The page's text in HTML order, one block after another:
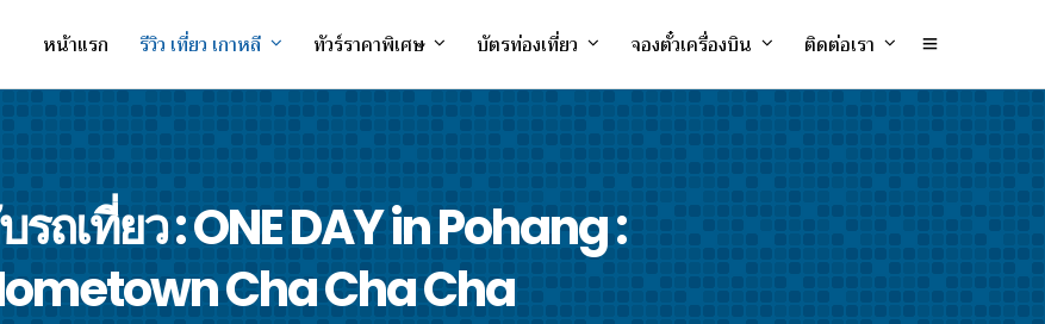
หน้าแรก รีวิว เที่ยว เกาหลี ทัวร์ราคาพิเศษ บัตรท่องเที่ยว จองตั๋วเครื่องบิน ติดต่อเรา
รถเที่ยว : ONE DAY in Pohang :
Cha Cha Cha